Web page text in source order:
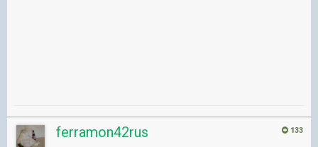
133
ferramon42rus